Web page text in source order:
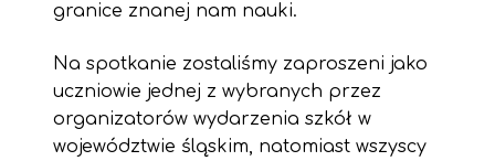
granice znanej nam nauki.
Na spotkanie zostaliśmy zaproszeni jako
uczniowie jednej z wybranych przez
organizatorów wydarzenia szkół w
województwie śląskim, natomiast wszyscy